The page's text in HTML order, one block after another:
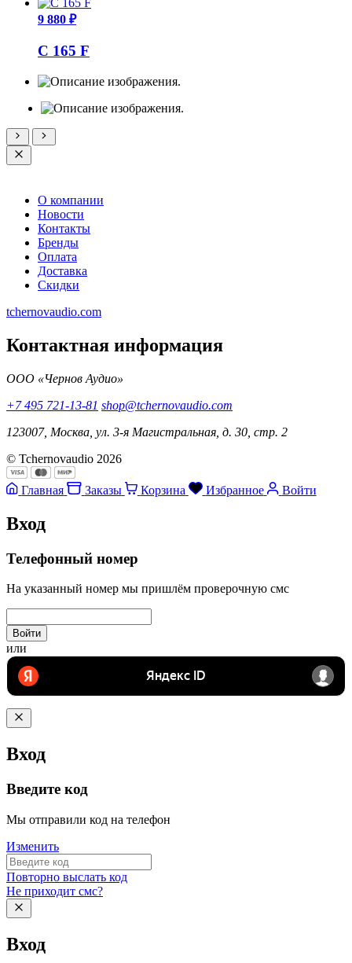
9 880 ₽
C 165 F
О компании
Новости
Контакты
Бренды
Оплата
Доставка
Скидки
tchernovaudio.com
Контактная информация
ООО «Чернов Аудио»
+7 495 721-13-81 shop@tchernovaudio.com
123007, Москва, ул. 3-я Магистральная, д. 30, стр. 2
© Tchernovaudio 2026
Главная Заказы Корзина Избранное Войти
Вход
Телефонный номер
На указанный номер мы пришлём проверочную смс
Войти
или
Вход
Введите код
Мы отправили код на телефон
Изменить
Повторно выслать код
Не приходит смс?
Вход